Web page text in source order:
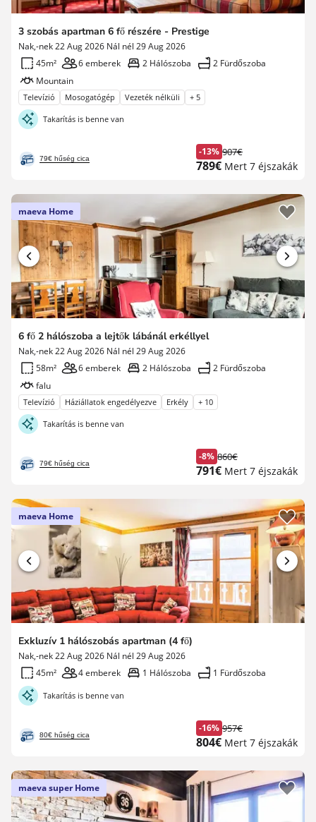
3 szobás apartman 6 fő részére - Prestige
Nak,-nek 22 Aug 2026 Nál nél 29 Aug 2026
45m²
6 emberek 2 Hálószoba
2 Fürdőszoba
Mountain
Televízió Mosogatógép Vezeték nélküli + 5
Takarítás is benne van
79€ hűség cica
-13%
Korábbi
díj
907€
Új
789€ Mert 7 éjszakák
maeva Home
6 fő 2 hálószoba a lejtők lábánál erkéllyel
Nak,-nek 22 Aug 2026 Nál nél 29 Aug 2026
58m²
6 emberek 2 Hálószoba
2 Fürdőszoba
falu
Televízió Háziállatok engedélyezve Erkély + 10
Takarítás is benne van
79€ hűség cica
-8%
Korábbi
díj
860€
Új
791€ Mert 7 éjszakák
maeva Home
Exkluzív 1 hálószobás apartman (4 fő)
Nak,-nek 22 Aug 2026 Nál nél 29 Aug 2026
45m²
4 emberek 1 Hálószoba 1 Fürdőszoba
Takarítás is benne van
80€ hűség cica
-16%
Korábbi
díj
957€
Új
804€ Mert 7 éjszakák
maeva super Home